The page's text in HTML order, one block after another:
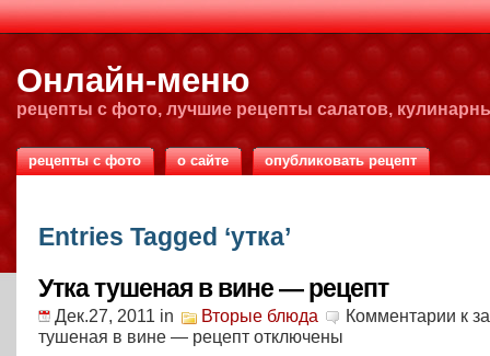
Онлайн-меню
рецепты с фото, лучшие рецепты салатов,
рецепты с фото о сайте опубликовать рецепт
Entries Tagged ‘утка’
Утка тушеная в вине — рецепт
Дек.27, 2011 in Вторые блюда Комментарии к
тушеная в вине — рецепт отключены